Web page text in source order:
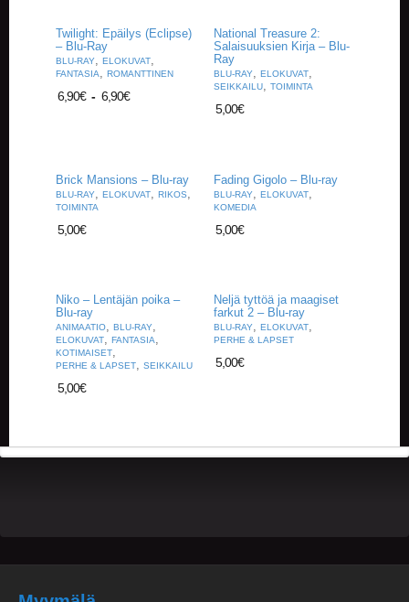
Twilight: Epäilys (Eclipse)
– Blu-Ray
BLU-RAY, ELOKUVAT,
FANTASIA, ROMANTTINEN
6,90€ - 6,90€
National Treasure 2:
Salaisuuksien Kirja – Blu-
Ray
BLU-RAY, ELOKUVAT,
SEIKKAILU, TOIMINTA
5,00€
Brick Mansions – Blu-ray
BLU-RAY, ELOKUVAT, RIKOS,
TOIMINTA
5,00€
Fading Gigolo – Blu-ray
BLU-RAY, ELOKUVAT,
KOMEDIA
5,00€
Niko – Lentäjän poika –
Blu-ray
ANIMAATIO, BLU-RAY,
ELOKUVAT, FANTASIA,
KOTIMAISET,
PERHE & LAPSET, SEIKKAILU
5,00€
Neljä tyttöä ja maagiset
farkut 2 – Blu-ray
BLU-RAY, ELOKUVAT,
PERHE & LAPSET
5,00€